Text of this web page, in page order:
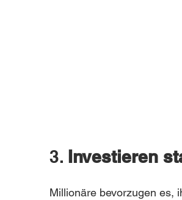
3. Investieren
Millionäre bevorzugen es,